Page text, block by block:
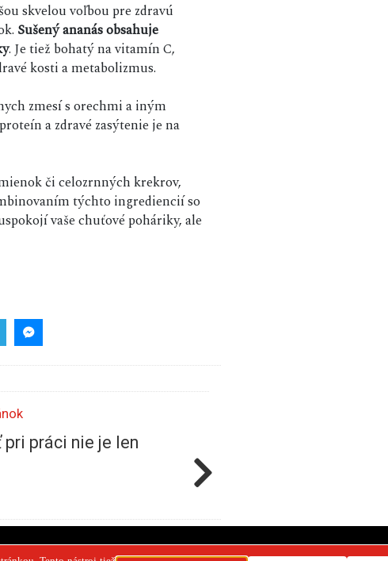
skvelou voľbou pre zdravú
Sušený ananás obsahuje
. Je tiež bohatý na vitamín C,
kosti a metabolizmus.
zmesí s orechmi a iným
a zdravé zasýtenie je na
či celozrnných krekrov,
týchto ingrediencií so
vaše chuťové poháriky, ale
pri práci nie je len